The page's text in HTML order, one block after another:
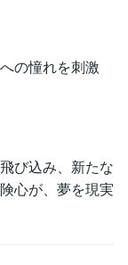
の憧れを刺激
び込み、新たな
心が、夢を現実